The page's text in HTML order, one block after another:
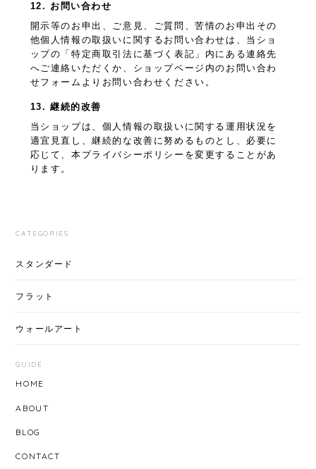
12. お問い合わせ
開示等のお申出、ご意見、ご質問、苦情のお申出その
他個人情報の取扱いに関するお問い合わせは、当ショ
ップの「特定商取引法に基づく表記」内にある連絡先
へご連絡いただくか、ショップページ内のお問い合わ
せフォームよりお問い合わせください。
13. 継続的改善
当ショップは、個人情報の取扱いに関する運用状況を
適宜見直し、継続的な改善に努めるものとし、必要に
応じて、本プライバシーポリシーを変更することがあ
ります。
CATEGORIES
スタンダード
フラット
ウォールアート
GUIDE
HOME
ABOUT
BLOG
CONTACT